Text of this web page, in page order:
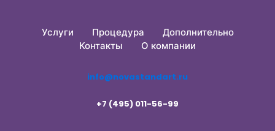
Услуги Процедура
Дополнительно
Контакты
О компании
info@novastandart.ru
+7 (495) 011-56-99